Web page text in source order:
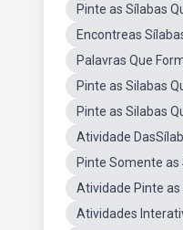
Pinte as Sílabas
Encontreas
Palavras Que
Pinte as Silabas
Pinte as Silabas
Atividade
Pinte Somente as
Atividade Pinte as
Atividades